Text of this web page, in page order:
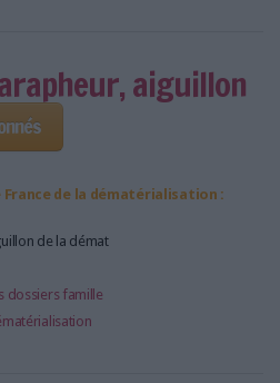
aiguillon
France de la dématérialisation :
de la démat
dossiers famille